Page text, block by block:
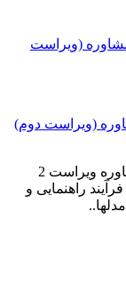
(ویراست دوم)
سازماندهی و اداره خدمات راهنمایی مشاوره ویراست 2
راهنمایی و